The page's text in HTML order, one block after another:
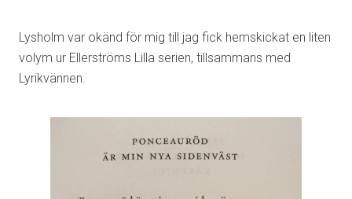
Lysholm var okänd för mig till jag fick hemskickat en liten
volym ur Ellerströms Lilla serien, tillsammans med
Lyrikvännen.